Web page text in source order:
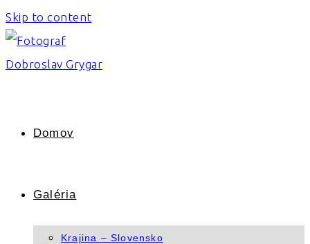
Skip to content
Domov
Galéria
Krajina – Slovensko